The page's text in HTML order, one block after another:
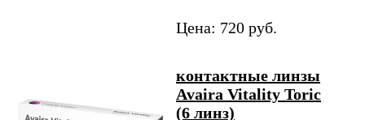
Цена: 720 руб.
контактные линзы
Avaira Vitality Toric
(6 линз)